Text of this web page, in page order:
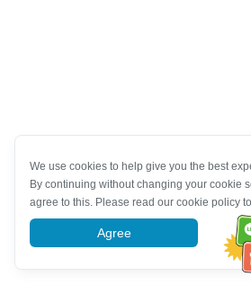
We use cookies to help give you the best
By continuing without changing your cookie
agree to this. Please read our cookie policy
Agree